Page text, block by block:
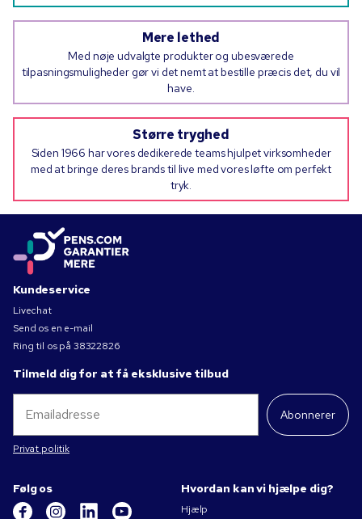
Mere lethed
Med nøje udvalgte produkter og ubesværede
tilpasningsmuligheder gør vi det nemt at bestille præcis det, du vil
have.
Større tryghed
Siden 1966 har vores dedikerede teams hjulpet virksomheder
med at bringe deres brands til live med vores løfte om perfekt
tryk.
Kundeservice
Livechat
Send os en e-mail
Ring til os på 38322826
Tilmeld dig for at få eksklusive tilbud
Abonnerer
Privat politik
Følg os Hvordan kan vi hjælpe dig?
Hjælp